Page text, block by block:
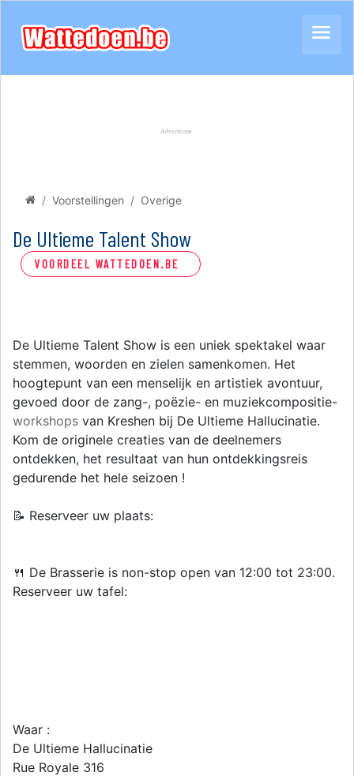
Voorstellingen Overige
De Ultieme Talent Show
VOORDEEL WATTEDOEN.BE
De Ultieme Talent Show is een uniek spektakel waar
stemmen, woorden en zielen samenkomen. Het
hoogtepunt van een menselijk en artistiek avontuur,
gevoed door de zang-, poëzie- en muziekcompositie-
workshops van Kreshen bij De Ultieme Hallucinatie.
Kom de originele creaties van de deelnemers
ontdekken, het resultaat van hun ontdekkingsreis
gedurende het hele seizoen !
📝 Reserveer uw plaats:
🍴 De Brasserie is non-stop open van 12:00 tot 23:00.
Reserveer uw tafel:
Waar :
De Ultieme Hallucinatie
Rue Royale 316